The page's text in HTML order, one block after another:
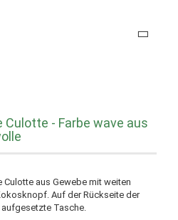
- Farbe wave aus
aus Gewebe mit weiten
Auf der Rückseite der
Tasche.